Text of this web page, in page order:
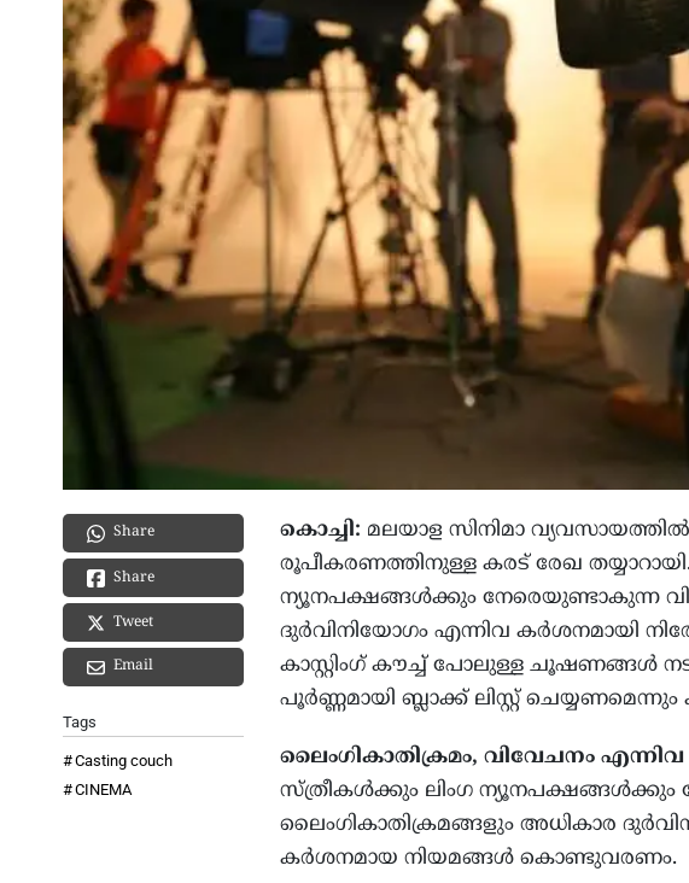
Share
Share
Tweet
Email
Tags
Casting couch
CINEMA
കൊച്ചി: മലയാള സിനിമാ വ്യവസായത്തിൽ
രൂപീകരണത്തിനുള്ള കരട് രേഖ
ന്യൂനപക്ഷങ്ങൾക്കും നേരെയുണ്ടാകുന്ന
ദുർവിനിയോഗം എന്നിവ കർശനമായി
കാസ്റ്റിംഗ് കൗച്ച് പോലുള്ള ചൂഷണങ്ങൾ
പൂർണ്ണമായി ബ്ലാക്ക് ലിസ്റ്റ്
ലൈംഗികാതിക്രമം, വിവേചനം
സ്ത്രീകൾക്കും ലിംഗ ന്യൂനപക്ഷങ്ങൾക്കും
ലൈംഗികാതിക്രമങ്ങളും അധികാര
കർശനമായ നിയമങ്ങൾ കൊണ്ടുവരണം.